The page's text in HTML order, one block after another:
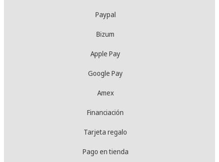
Paypal
Bizum
Apple Pay
Google Pay
Amex
Financiación
Tarjeta regalo
Pago en tienda